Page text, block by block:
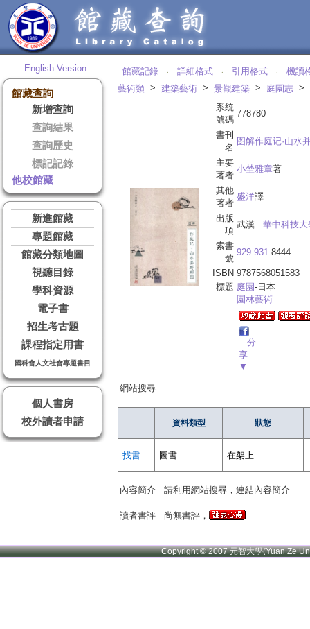
English Version
館藏查詢
新增查詢
查詢結果
查詢歷史
標記記錄
他校館藏
新進館藏
專題館藏
館藏分類地圖
視聽目錄
學科資源
電子書
招生考古題
課程指定用書
國科會人文社會專題書目
個人書房
校外讀者申請
館藏記錄 ‧ 詳細格式 ‧ 引用格式 ‧
機讀
藝術類 > 建築藝術 > 景觀建築 > 庭園志 >
系統
號碼
778780
書刊
名
图解作庭记·山水
主要
著者
小埜雅章著
其他
著者
盛洋譯
出版
項
武漢 : 華中科技
索書
號
929.931 8444
ISBN 9787568051583
標題 庭園-日本
園林藝術
分
享
▼
網站搜尋
資料類型 狀態
找書 圖書 在架上
內容簡介 請利用網站搜尋，連結內容簡介
讀者書評 尚無書評，
Copyright © 2007 元智大學(Yuan Ze